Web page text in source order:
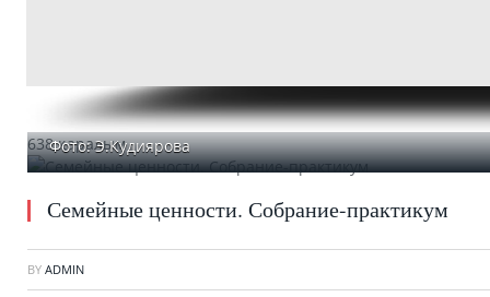
638 қаралым
Фото: Э.Кудиярова
Семейные ценности. Собрание-практикум
BY ADMIN